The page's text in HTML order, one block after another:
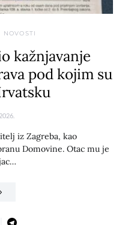
NOVOSTI
kažnjavanje
pod kojim su
iz Zagreba, kao
Domovine. Otac mu je